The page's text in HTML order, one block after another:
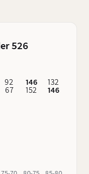
526
92
67
146
152
132
146